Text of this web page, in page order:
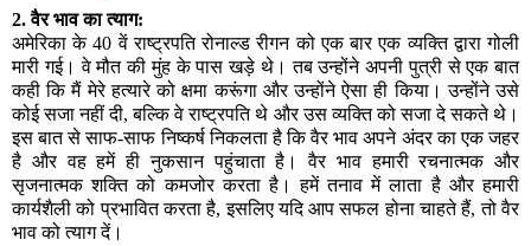
2. वैर भाव का त्याग:
अमेरिका के 40 वें राष्ट्रपति रोनाल्ड रीगन को एक बार एक व्यक्ति द्वारा गोली
मारी गई। वे मौत की मुंह के पास खड़े थे। तब उन्होंने अपनी पुत्री से एक बात
कही कि मैं मेरे हत्यारे को क्षमा करूंगा और उन्होंने ऐसा ही किया। उन्होंने उसे
कोई सजा नहीं दी, बल्कि वे राष्ट्रपति थे और उस व्यक्ति को सजा दे सकते थे।
इस बात से साफ-साफ निष्कर्ष निकलता है कि वैर भाव अपने अंदर का एक जहर
है और वह हमें ही नुकसान पहुंचाता है। वैर भाव हमारी रचनात्मक और
सृजनात्मक शक्ति को कमजोर करता है। हमें तनाव में लाता है और हमारी
कार्यशैली को प्रभावित करता है, इसलिए यदि आप सफल होना चाहते हैं, तो वैर
भाव को त्याग दें।